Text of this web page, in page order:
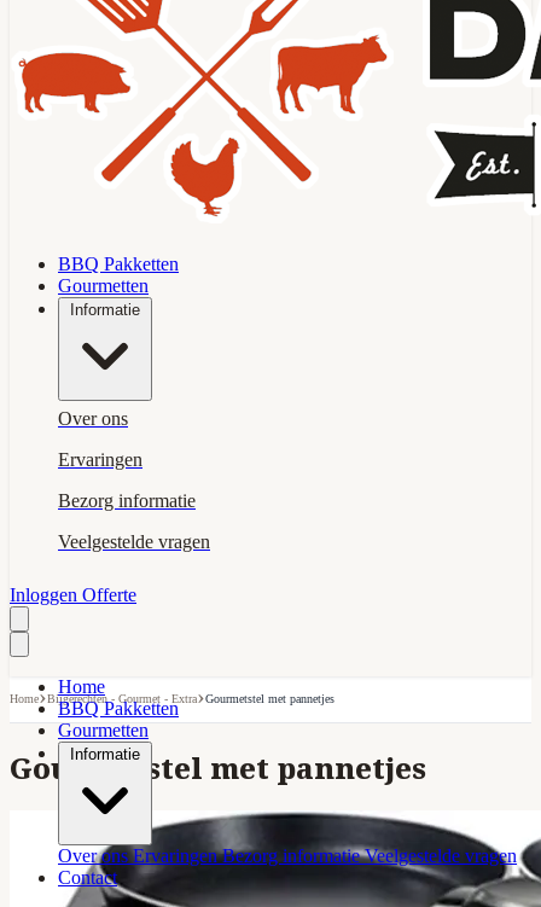
BBQ Pakketten
Gourmetten
Informatie
Over ons
Ervaringen
Bezorg informatie
Veelgestelde vragen
Inloggen Offerte
Home
BBQ Pakketten
Gourmetten
Informatie
Over onsErvaringenBezorg informatieVeelgestelde vragen
Contact
Home›Bijgerechten - Gourmet - Extra›Gourmetstel met pannetjes
Gourmetstel met pannetjes